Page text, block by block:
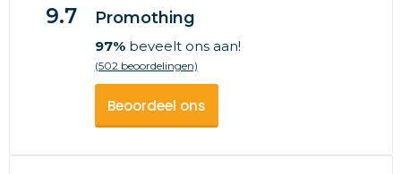
9.7 Promothing
97%beveelt ons aan!
(502 beoordelingen)
Beoordeel ons